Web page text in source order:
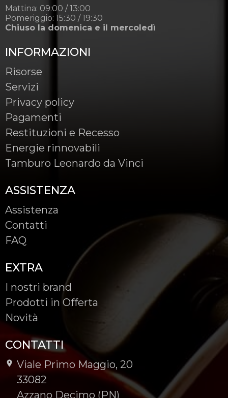
Mattina: 09:00 / 13:00
Pomeriggio: 15:30 / 19:30
Chiuso la domenica e il mercoledì
INFORMAZIONI
Risorse
Servizi
Privacy policy
Pagamenti
Restituzioni e Recesso
Energie rinnovabili
Tamburo Leonardo da Vinci
ASSISTENZA
Assistenza
Contatti
FAQ
EXTRA
I nostri brand
Prodotti in Offerta
Novità
CONTATTI
Viale Primo Maggio, 20
-
33082
-
Azzano Decimo (PN)